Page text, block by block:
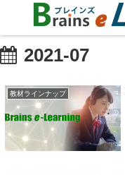
2021-07
教材ラインナップ